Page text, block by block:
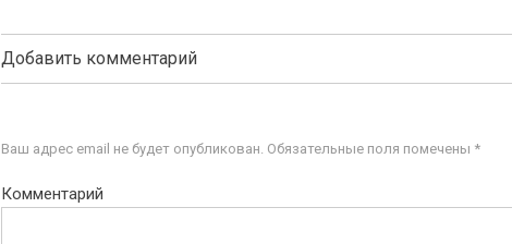
Добавить комментарий
Ваш адрес email не будет опубликован. Обязательные поля помечены *
Комментарий